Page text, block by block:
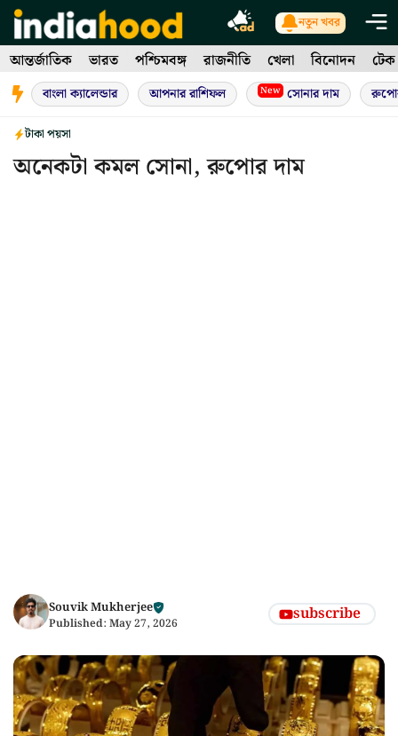
Skip
to
content
নতুন খবর
আন্তর্জাতিক ভারত পশ্চিমবঙ্গ রাজনীতি খেলা বিনোদন টেক
বাংলা ক্যালেন্ডার আপনার রাশিফল New সোনার দাম
টাকা পয়সা
অনেকটা কমল সোনা, রুপোর দাম
Souvik Mukherjee
Published: May 27, 2026 subscribe